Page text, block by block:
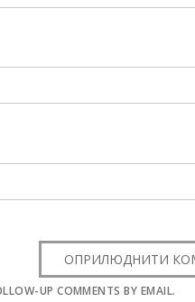
UP COMMENTS BY EMAIL.